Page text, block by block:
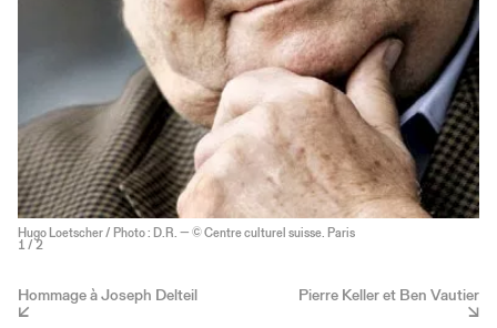
Hugo Loetscher / Photo : D.R. — © Centre culturel suisse. Paris
1 / 2
Hommage à Joseph Delteil Pierre Keller et Ben Vautier